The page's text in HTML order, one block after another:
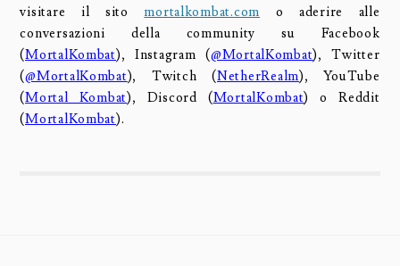
visitare il sitomortalkombat.com o aderire alle
conversazioni della community su Facebook
(MortalKombat), Instagram (@MortalKombat), Twitter
(@MortalKombat), Twitch (NetherRealm), YouTube
(Mortal Kombat), Discord (MortalKombat) o Reddit
(MortalKombat).